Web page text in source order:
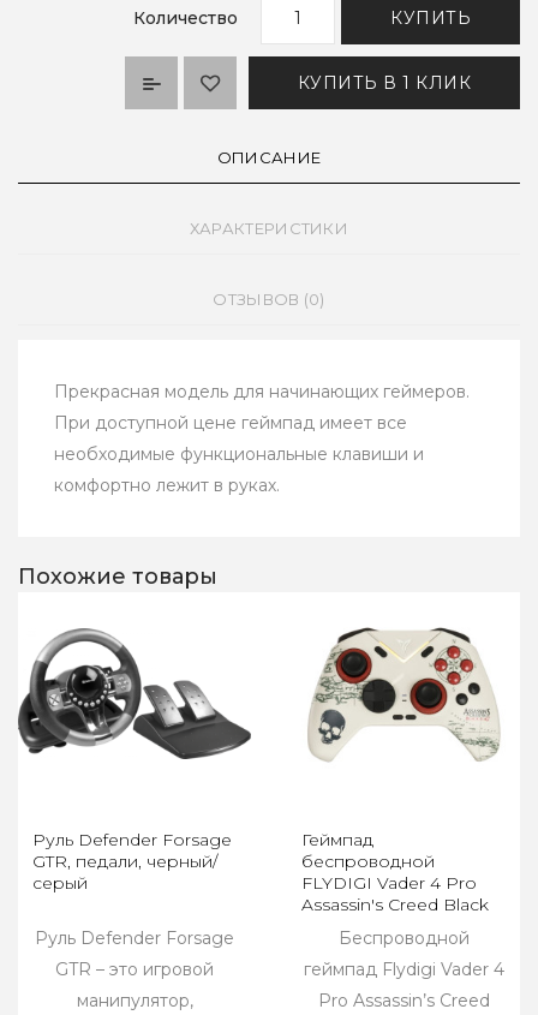
Количество КУПИТЬ
КУПИТЬ В 1 КЛИК
ОПИСАНИЕ
ХАРАКТЕРИСТИКИ
ОТЗЫВОВ (0)
Прекрасная модель для начинающих геймеров.
При доступной цене геймпад имеет все
необходимые функциональные клавиши и
комфортно лежит в руках.
Похожие товары
Руль Defender Forsage
GTR, педали, черный/
серый
Руль Defender Forsage
GTR – это игровой
манипулятор,
Геймпад
беспроводной
FLYDIGI Vader 4 Pro
Assassin's Creed Black
Flag Edition
Беспроводной
геймпад Flydigi Vader 4
Pro Assassin’s Creed